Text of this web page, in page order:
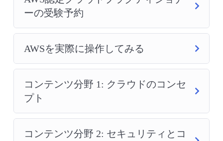
ーの受験予約
AWSを実際に操作してみる
コンテンツ分野 1: クラウドのコンセ
プト
コンテンツ分野 2: セキュリティとコ